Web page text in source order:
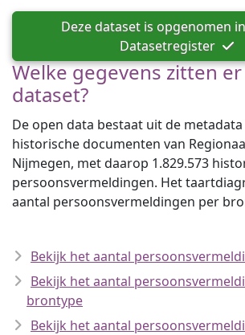
Deze dataset is opgenomen
Datasetregister
Welke gegevens zitten
dataset?
De open data bestaat uit de metadata
historische documenten van
Nijmegen, met daarop 1.829.573
persoonsvermeldingen. Het
aantal persoonsvermeldingen per
Bekijk het aantal
Bekijk het aantal
brontype
Bekijk het aantal